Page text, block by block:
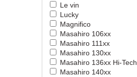
Le vin
Lucky
Magnifico
Masahiro 106xx
Masahiro 111xx
Masahiro 130xx
Masahiro 136xx Hi-Tech
Masahiro 140xx